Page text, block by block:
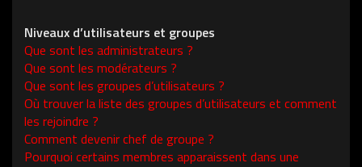
Niveaux d’utilisateurs et groupes
Que sont les administrateurs ?
Que sont les modérateurs ?
Que sont les groupes d’utilisateurs ?
Où trouver la liste des groupes d’utilisateurs et comment
les rejoindre ?
Comment devenir chef de groupe ?
Pourquoi certains membres apparaissent dans une